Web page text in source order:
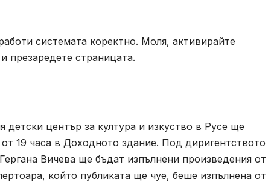
системата коректно. Моля, активирайте
презаредете страницата.
център за култура и изкуство в Русе ще
19 часа в Доходното здание. Под диригентството
Вичева ще бъдат изпълнени произведения от
който публиката ще чуе, беше изпълнена от